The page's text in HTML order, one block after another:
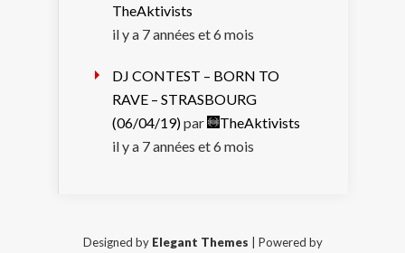
TheAktivists
il y a 7 années et 6 mois
DJ CONTEST – BORN TO
RAVE – STRASBOURG
(06/04/19)par
TheAktivists
il y a 7 années et 6 mois
Designed by Elegant Themes | Powered by